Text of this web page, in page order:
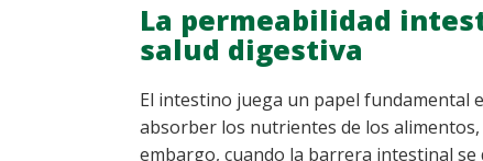
La permeabilidad
salud digestiva
El intestino juega un papel fundamental
absorber los nutrientes de los
embargo, cuando la barrera intestinal